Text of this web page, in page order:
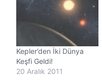
Kepler’den İki Dünya
Keşfi Geldi!
20 Aralık 2011